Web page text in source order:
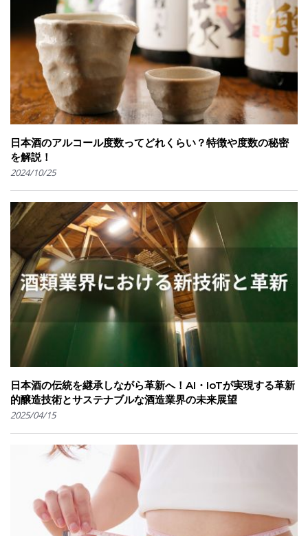
日本酒のアルコール度数ってどれくらい？特徴や度数の秘密
を解説！
2024/10/25
日本酒の伝統を継承しながら革新へ！AI・IoTが実現する革新
的醸造技術とサステナブルな酒造業界の未来展望
2025/04/15